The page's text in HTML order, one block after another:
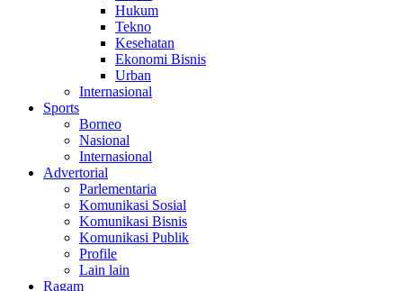
Hukum
Tekno
Kesehatan
Ekonomi Bisnis
Urban
Internasional
Sports
Borneo
Nasional
Internasional
Advertorial
Parlementaria
Komunikasi Sosial
Komunikasi Bisnis
Komunikasi Publik
Profile
Lain lain
Ragam